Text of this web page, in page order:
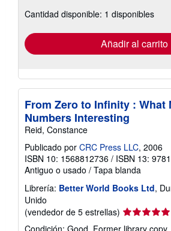
las
tarifas
envío
Cantidad disponible: 1 disponibles
Añadir al carrito
From Zero to Infinity : What
Numbers Interesting
Reid, Constance
Publicado por CRC Press LLC, 2006
ISBN 10: 1568812736 / ISBN 13:
Antiguo o usado / Tapa blanda
Librería: Better World Books Ltd,
Unido
(vendedor de 5 estrellas) Calificación
del